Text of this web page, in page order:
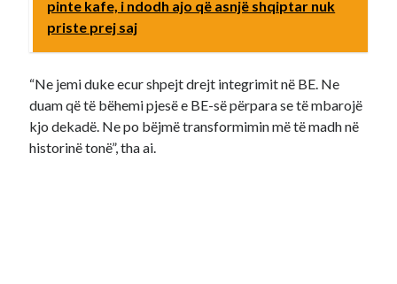
pinte kafe, i ndodh ajo që asnjë shqiptar nuk
priste prej saj
“Ne jemi duke ecur shpejt drejt integrimit në BE. Ne
duam që të bëhemi pjesë e BE-së përpara se të mbarojë
kjo dekadë. Ne po bëjmë transformimin më të madh në
historinë tonë”, tha ai.